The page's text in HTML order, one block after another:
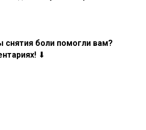
снятия боли помогли вам?
⬇